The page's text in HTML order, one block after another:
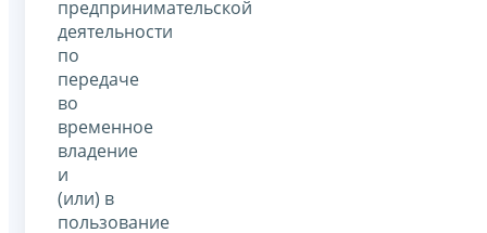
предпринимательской
деятельности
по
передаче
во
временное
владение
и
(или) в
пользование